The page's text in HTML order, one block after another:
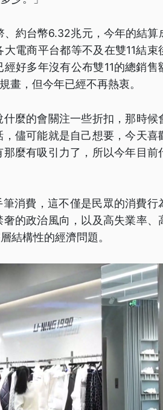
約台幣6.32兆元，今年的結算
電商平台都等不及在雙11結束
好多年沒有公布雙11的總銷售
畫，但今年已經不再熱衷。
麼的會關注一些折扣，那時候
儘可能就是自己想要，今天喜
麼有吸引力了，所以今年目前
消費，這不僅是民眾的消費行
的政治風向，以及高失業率、
結構性的經濟問題。